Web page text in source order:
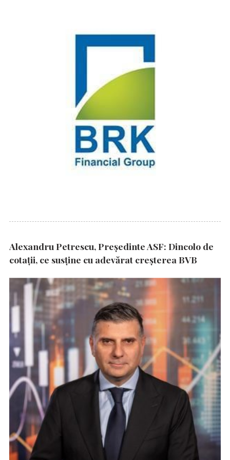
Alexandru Petrescu, Președinte ASF: Dincolo de
cotații, ce susține cu adevărat creșterea BVB